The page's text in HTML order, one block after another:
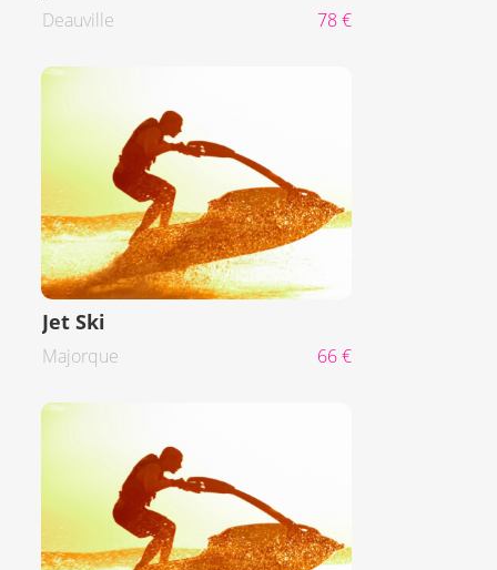
Deauville 78 €
Jet Ski
Majorque 66 €